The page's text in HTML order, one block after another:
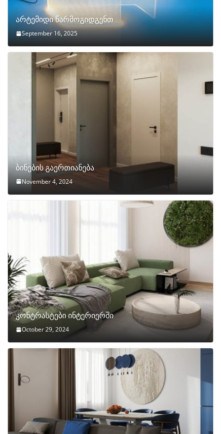
არტემიდი წარმოგიდგენთ
September 16, 2025
ბინების გაერთიანება
November 4, 2024
კონტრასტები ინტერიერში
October 29, 2024